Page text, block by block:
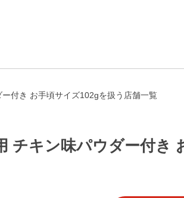
付き お手頃サイズ102gを扱う店舗一覧
チキン味パウダー付き